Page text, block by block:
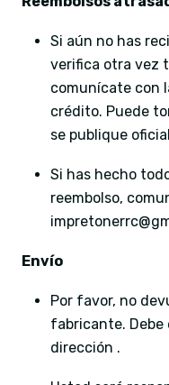
Si aún no has
verifica otra vez
comunícate con
crédito. Puede
se publique
Si has hecho
reembolso,
Envío
Por favor, no
fabricante. Debe
dirección .